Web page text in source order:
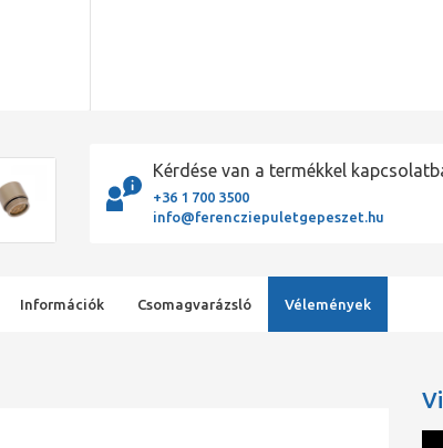
Kérdése van a termékkel
+36 1 700 3500
info@ferencziepuletgepeszet.hu
Információk Csomagvarázsló Vélemények